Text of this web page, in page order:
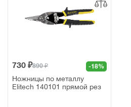
730 ₽890 ₽ -18%
Ножницы по металлу
Elitech 140101 прямой рез